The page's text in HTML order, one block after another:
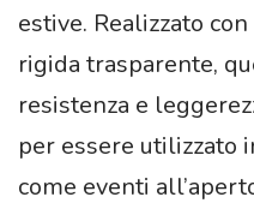
estive. Realizzato
rigida trasparente,
resistenza e
per essere utilizzato
come eventi